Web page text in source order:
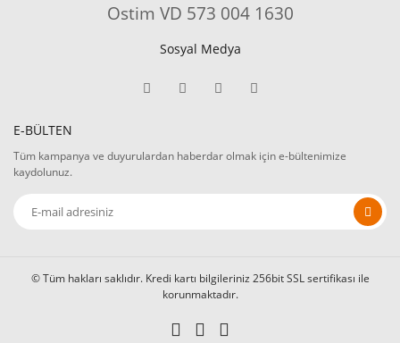
Ostim VD 573 004 1630
Sosyal Medya
E-BÜLTEN
Tüm kampanya ve duyurulardan haberdar olmak için e-bültenimize
kaydolunuz.
© Tüm hakları saklıdır. Kredi kartı bilgileriniz 256bit SSL sertifikası ile
korunmaktadır.